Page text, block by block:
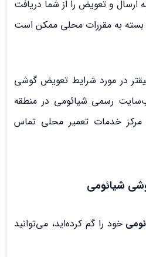
ارسال و تعویض را از شما دریافت
بسته به مقررات محلی ممکن است
در مورد شرایط تعویض گوشی
رسمی شیائومی در منطقه
مرکز خدمات تعمیر محلی تماس
شیائومی
خود را گم کرده‌اید، می‌توانید